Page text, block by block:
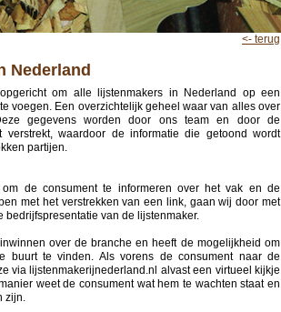
<- terug
Nederland
om alle lijstenmakers in Nederland op een
voegen. Een overzichtelijk geheel waar van alles over
gegevens worden door ons team en door de
verstrekt, waardoor de informatie die getoond wordt
partijen.
de consument te informeren over het vak en de
met het verstrekken van een link, gaan wij door met
bedrijfspresentatie van de lijstenmaker.
over de branche en heeft de mogelijkheid om
buurt te vinden. Als vorens de consument naar de
via lijstenmakerijnederland.nl alvast een virtueel kijkje
weet de consument wat hem te wachten staat en
zijn.